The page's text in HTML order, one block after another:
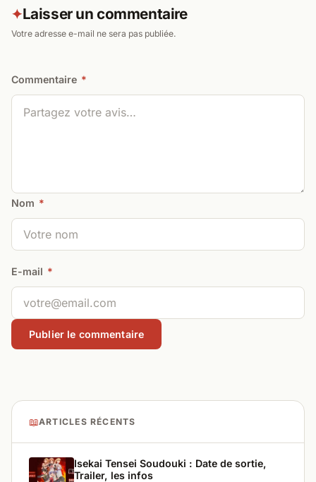
✦Laisser un commentaire
Votre adresse e-mail ne sera pas publiée.
Commentaire *
Nom *
E-mail *
📖ARTICLES RÉCENTS
Isekai Tensei Soudouki : Date de sortie,
Trailer, les infos